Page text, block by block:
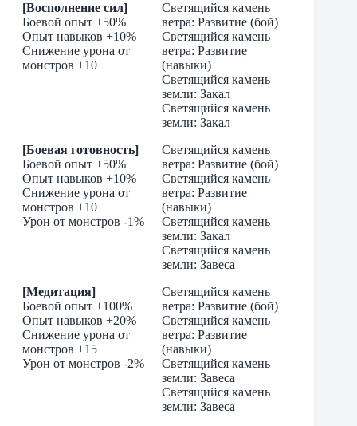
[Восполнение сил]
Боевой опыт +50%
Опыт навыков +10%
Снижение урона от
монстров +10
Светящийся камень
ветра: Развитие (бой)
Светящийся камень
ветра: Развитие
(навыки)
Светящийся камень
земли: Закал
Светящийся камень
земли: Закал
[Боевая готовность]
Боевой опыт +50%
Опыт навыков +10%
Снижение урона от
монстров +10
Урон от монстров -1%
Светящийся камень
ветра: Развитие (бой)
Светящийся камень
ветра: Развитие
(навыки)
Светящийся камень
земли: Закал
Светящийся камень
земли: Завеса
[Медитация]
Боевой опыт +100%
Опыт навыков +20%
Снижение урона от
монстров +15
Урон от монстров -2%
Светящийся камень
ветра: Развитие (бой)
Светящийся камень
ветра: Развитие
(навыки)
Светящийся камень
земли: Завеса
Светящийся камень
земли: Завеса